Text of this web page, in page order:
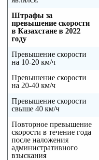
Штрафы за
превышение скорости
в Казахстане в 2022
году
Превышение скорости
на 10-20 км/ч
Превышение скорости
на 20-40 км/ч
Превышение скорости
свыше 40 км/ч
Повторное превышение
скорости в течение года
после наложения
административного
взыскания